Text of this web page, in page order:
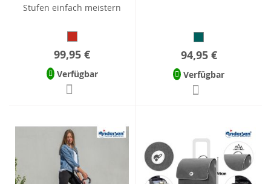
Stufen einfach meistern
99,95 €
Verfügbar
94,95 €
Verfügbar